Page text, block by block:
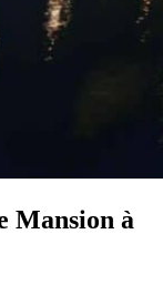
Mansion à